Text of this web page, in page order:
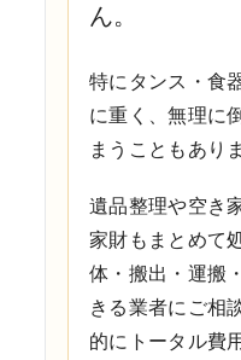
ん。
特にタンス・食
に重く、無理に
まうこともあり
遺品整理や空き
家財もまとめて
体・搬出・運搬
きる業者にご相
的にトータル費